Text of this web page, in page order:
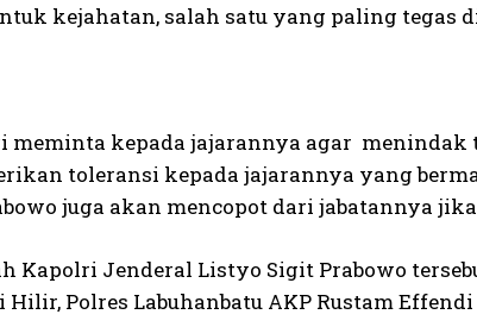
kejahatan, salah satu yang paling tegas
meminta kepada jajarannya agar menindak
toleransi kepada jajarannya yang
juga akan mencopot dari jabatannya
Kapolri Jenderal Listyo Sigit Prabowo
Hilir, Polres Labuhanbatu AKP Rustam Effendi